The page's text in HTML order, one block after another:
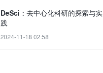
DeSci：去中心化科研的探索与实
践
2024-11-18 02:58